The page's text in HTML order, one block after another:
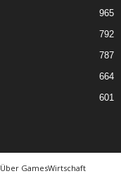
965
792
787
664
601
Über GamesWirtschaft